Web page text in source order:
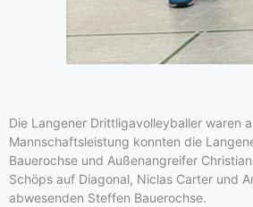
Die Langener Drittligavolleyballer waren
Mannschaftsleistung konnten die
Bauerochse und Außenangreifer
Schöps auf Diagonal, Niclas Carter und
abwesenden Steffen Bauerochse.